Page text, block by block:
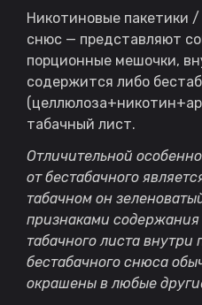
Никотиновые пакетики
снюс — представляют
порционные мешочки,
содержится либо
табачный лист.
Отличительной
от бестабачного
табачном он
признаками содержания
табачного листа внутри
бестабачного снюса
окрашены в любые